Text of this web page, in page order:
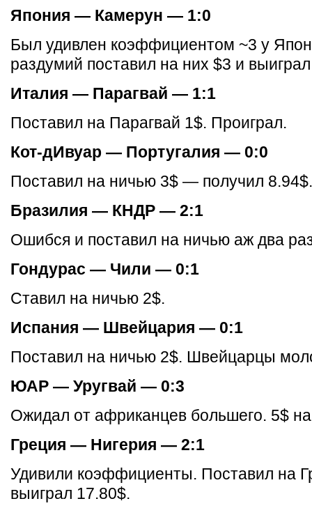
Япония — Камерун — 1:0
Был удивлен коэффициентом ~3 у
раздумий поставил на них $3 и
Италия — Парагвай — 1:1
Поставил на Парагвай 1$. Проиграл.
Кот-дИвуар — Португалия — 0:0
Поставил на ничью 3$ — получил 8.94$.
Бразилия — КНДР — 2:1
Ошибся и поставил на ничью аж два
Гондурас — Чили — 0:1
Ставил на ничью 2$.
Испания — Швейцария — 0:1
Поставил на ничью 2$. Швейцарцы
ЮАР — Уругвай — 0:3
Ожидал от африканцев большего. 5$
Греция — Нигерия — 2:1
Удивили коэффициенты. Поставил на
выиграл 17.80$.